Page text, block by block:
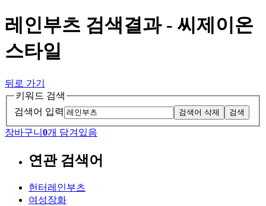
레인부츠 검색결과 - 씨제이온
스타일
뒤로 가기
키워드 검색
검색어 입력
검색어 삭제 검색
장바구니 0개 담겨있음
연관 검색어
헌터레인부츠
여성장화